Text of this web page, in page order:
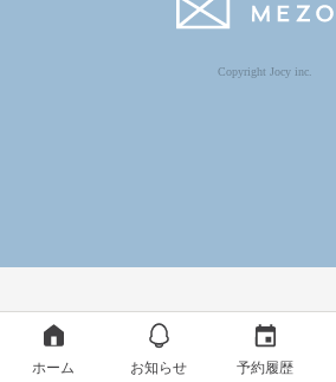
Copyright Jocy inc.
ホーム お知らせ 予約履歴